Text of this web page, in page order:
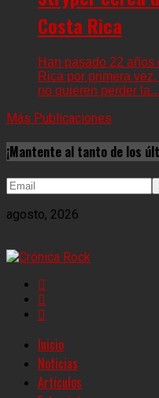
Costa Rica
Han pasado 22
Rica por primera
no quieren perder la...
Más Publicaciones
¡Mantente al tanto de los
agosto, 2026
Inicio
Noticias
Artículos